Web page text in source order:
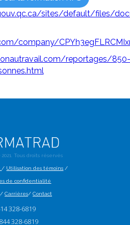
sites/default/files/
company/
reportages/850-
2021. Tous droits réservés
/ Utilisation des témoins /
de confidentialité
/ Carrières/ Contact
328-6819
328-6819